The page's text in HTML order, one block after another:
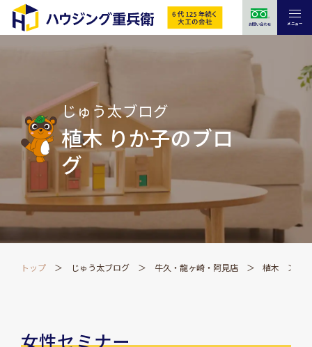
お問い合わせ メニュー
じゅう太ブログ
植木 りか子のブロ
グ
トップ じゅう太ブログ 牛久・龍ヶ崎・阿見店 植木
女性セミナー